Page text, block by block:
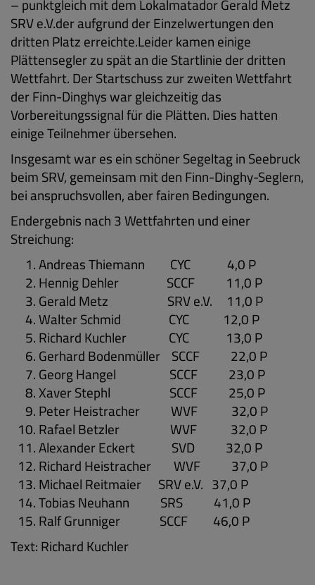
SRV e.V.der aufgrund der Einzelwertungen den
dritten Platz erreichte.Leider kamen einige
Plättensegler zu spät an die Startlinie der dritten
Wettfahrt. Der Startschuss zur zweiten Wettfahrt
der Finn-Dinghys war gleichzeitig das
Vorbereitungssignal für die Plätten. Dies hatten
einige Teilnehmer übersehen.
Insgesamt war es ein schöner Segeltag in Seebruck
beim SRV, gemeinsam mit den Finn-Dinghy-Seglern,
bei anspruchsvollen, aber fairen Bedingungen.
Endergebnis nach 3 Wettfahrten und einer
Streichung:
Andreas Thiemann
CYC 4,0 P
Hennig Dehler SCCF 11,0 P
Gerald Metz SRV e.V. 11,0 P
Walter Schmid CYC 12,0 P
Richard Kuchler CYC 13,0 P
Gerhard Bodenmüller SCCF 22,0 P
Georg Hangel SCCF 23,0 P
Xaver Stephl SCCF 25,0 P
Peter Heistracher WVF 32,0 P
Rafael Betzler WVF 32,0 P
Alexander Eckert SVD 32,0 P
Richard Heistracher WVF 37,0 P
Michael Reitmaier SRV e.V. 37,0 P
Tobias Neuhann SRS 41,0 P
Ralf Grunniger SCCF 46,0 P
Text: Richard Kuchler